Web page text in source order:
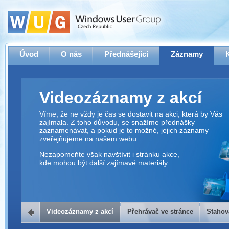
Úvod O nás Přednášející Záznamy
Videozáznamy z akcí
Víme, že ne vždy je čas se dostavit na akci, která by Vás
zajímala. Z toho důvodu, se snažíme přednášky
zaznamenávat, a pokud je to možné, jejich záznamy
zveřejňujeme na našem webu.
Nezapomeňte však navštívit i stránku akce,
kde mohou být další zajímavé materiály.
Přehrávač ve stránce
Videozáznamy z akcí Přehrávač ve stránce